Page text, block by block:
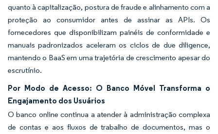
quanto à capitalização, postura de fraude e alinhamento com a
proteção ao consumidor antes de assinar as APIs. Os
fornecedores que disponibilizam painéis de conformidade e
manuais padronizados aceleram os ciclos de due diligence,
mantendo o BaaS em uma trajetória de crescimento apesar do
escrutínio.
Por Modo de Acesso: O Banco Móvel Transforma o
Engajamento dos Usuários
O banco online continua a atender à administração complexa
de contas e aos fluxos de trabalho de documentos, mas o